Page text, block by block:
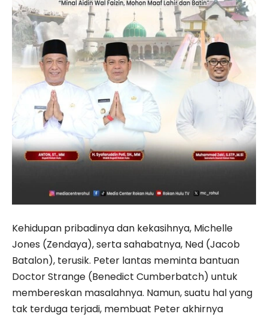
Kehidupan pribadinya dan kekasihnya, Michelle
Jones (Zendaya), serta sahabatnya, Ned (Jacob
Batalon), terusik. Peter lantas meminta bantuan
Doctor Strange (Benedict Cumberbatch) untuk
membereskan masalahnya. Namun, suatu hal yang
tak terduga terjadi, membuat Peter akhirnya